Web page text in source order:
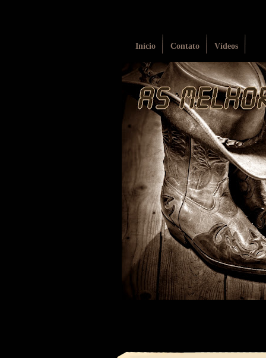
Início Contato Vídeos